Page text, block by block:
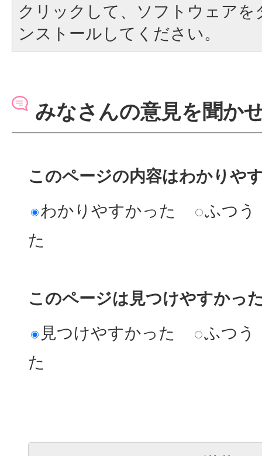
クリックして、ソフトウェア
ンストールしてください。
みなさんの意見を聞か
このページの内容はわかりや
わかりやすかった
ふつう
た
このページは見つけやすかっ
見つけやすかった
ふつう
た